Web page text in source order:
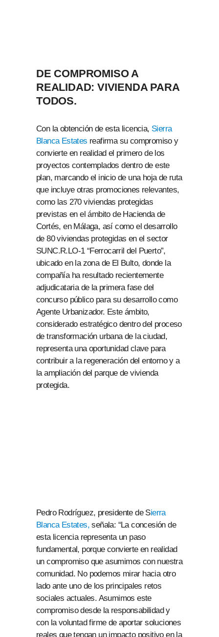
DE COMPROMISO A
REALIDAD: VIVIENDA PARA
TODOS.
Con la obtención de esta licencia, Sierra
Blanca Estates reafirma su compromiso y
convierte en realidad el primero de los
proyectos contemplados dentro de este
plan, marcando el inicio de una hoja de ruta
que incluye otras promociones relevantes,
como las 270 viviendas protegidas
previstas en el ámbito de Hacienda de
Cortés, en Málaga, así como el desarrollo
de 80 viviendas protegidas en el sector
SUNC.R.LO-1 “Ferrocarril del Puerto”,
ubicado en la zona de El Bulto, donde la
compañía ha resultado recientemente
adjudicataria de la primera fase del
concurso público para su desarrollo como
Agente Urbanizador. Este ámbito,
considerado estratégico dentro del proceso
de transformación urbana de la ciudad,
representa una oportunidad clave para
contribuir a la regeneración del entorno y a
la ampliación del parque de vivienda
protegida.
Pedro Rodríguez, presidente de Sierra
Blanca Estates, señala: “La concesión de
esta licencia representa un paso
fundamental, porque convierte en realidad
un compromiso que asumimos con nuestra
comunidad. No podemos mirar hacia otro
lado ante uno de los principales retos
sociales actuales. Asumimos este
compromiso desde la responsabilidad y
con la voluntad firme de aportar soluciones
reales que tengan un impacto positivo en la